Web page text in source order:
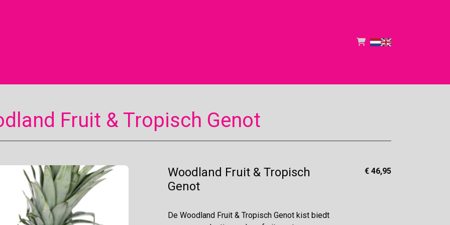
Fruit & Tropisch Genot
Woodland Fruit & Tropisch
Genot
De Woodland Fruit & Tropisch Genot kist biedt
€ 46,95